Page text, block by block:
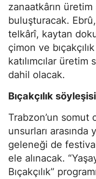
zanaatkârın
buluşturacak.
telkârî, kaytan
çimon ve
katılımcılar
dahil olacak.
Bıçakçılık söyleşisi
Trabzon’un somut
unsurları arasında
geleneği de
ele alınacak.
Bıçakçılık”